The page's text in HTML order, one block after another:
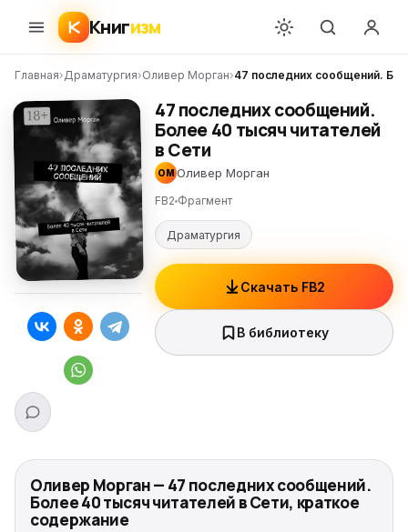
Книгизм
Главная›Драматургия›Оливер Морган›47 последних сообщений.
47 последних сообщений.
Более 40 тысяч читателей
в Сети
ОМ Оливер Морган
FB2 Фрагмент
Драматургия
Скачать FB2
В библиотеку
Оливер Морган — 47 последних сообщений.
Более 40 тысяч читателей в Сети, краткое
содержание